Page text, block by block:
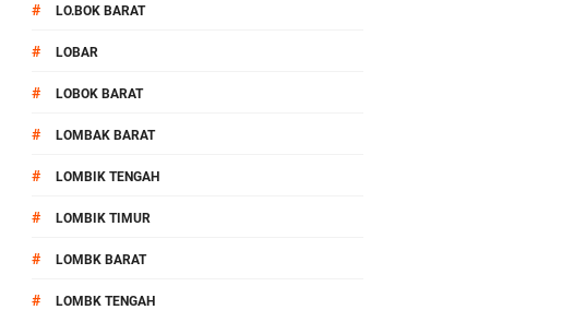
# LO.BOK BARAT
# LOBAR
# LOBOK BARAT
# LOMBAK BARAT
# LOMBIK TENGAH
# LOMBIK TIMUR
# LOMBK BARAT
# LOMBK TENGAH